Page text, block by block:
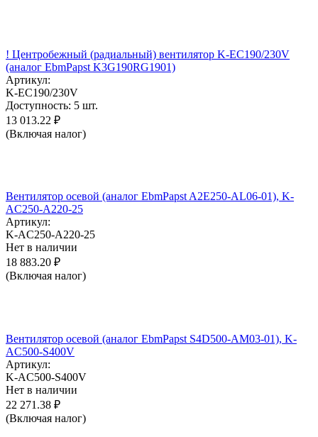
! Центробежный (радиальный) вентилятор K-EC190/230V
(аналог EbmPapst K3G190RG1901)
Артикул:
K-EC190/230V
Доступность: 5 шт.
13 013.22 ₽
(Включая налог)
Вентилятор осевой (аналог EbmPapst A2E250-AL06-01), K-
AC250-A220-25
Артикул:
K-AC250-A220-25
Нет в наличии
18 883.20 ₽
(Включая налог)
Вентилятор осевой (аналог EbmPapst S4D500-AM03-01), K-
AC500-S400V
Артикул:
K-AC500-S400V
Нет в наличии
22 271.38 ₽
(Включая налог)